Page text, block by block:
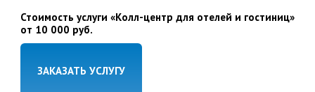
Стоимость услуги «Колл-центр для отелей и гостиниц»
от 10 000 руб.
ЗАКАЗАТЬ УСЛУГУ